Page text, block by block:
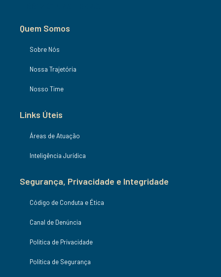
Quem Somos
Sobre Nós
Nossa Trajetória
Nosso Time
Links Úteis
Áreas de Atuação
Inteligência Jurídica
Segurança, Privacidade e Integridade
Código de Conduta e Ética
Canal de Denúncia
Politica de Privacidade
Política de Segurança